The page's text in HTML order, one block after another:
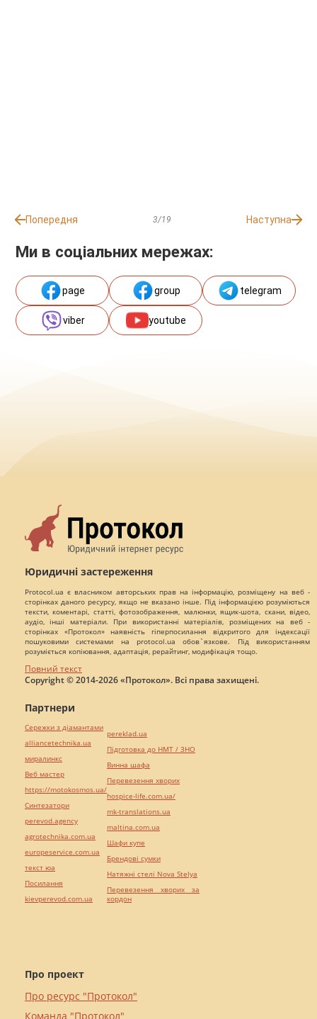
Попередня 3/19 Наступна
Ми в соціальних мережах:
page group telegram
viber youtube
Юридичні застереження
Protocol.ua є власником авторських прав на інформацію, розміщену на веб -
сторінках даного ресурсу, якщо не вказано інше. Під інформацією розуміються
тексти, коментарі, статті, фотозображення, малюнки, ящик-шота, скани, відео,
аудіо, інші матеріали. При використанні матеріалів, розміщених на веб -
сторінках «Протокол» наявність гіперпосилання відкритого для індексації
пошуковими системами на protocol.ua обов`язкове. Під використанням
розуміється копіювання, адаптація, рерайтинг, модифікація тощо.
Повний текст
Copyright © 2014-2026 «Протокол». Всі права захищені.
Про проект
Про ресурс "Протокол"
Команда "Протокол"
Партнери
Сережки з діамантами
alliancetechnika.ua
миралинкс
Веб мастер
https://motokosmos.ua/
Синтезатори
perevod.agency
agrotechnika.com.ua
europeservice.com.ua
текст юа
Посилання
kievperevod.com.ua
pereklad.ua
Підготовка до НМТ / ЗНО
Винна шафа
Перевезення хворих
hospice-life.com.ua/
mk-translations.ua
maltina.com.ua
Шафи купе
Брендові сумки
Натяжні стелі Nova Stelya
Перевезення хворих за
кордон